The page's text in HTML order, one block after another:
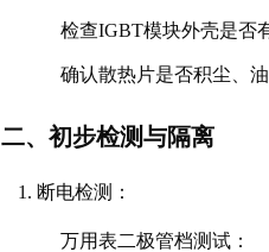
检查IGBT模块外壳是否
确认散热片是否积尘、
二、初步检测与隔离
断电检测 ：
万用表二极管档测试 ：